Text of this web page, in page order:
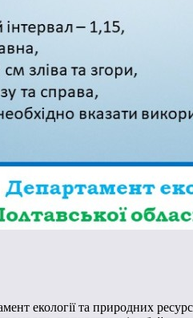
екології та природних